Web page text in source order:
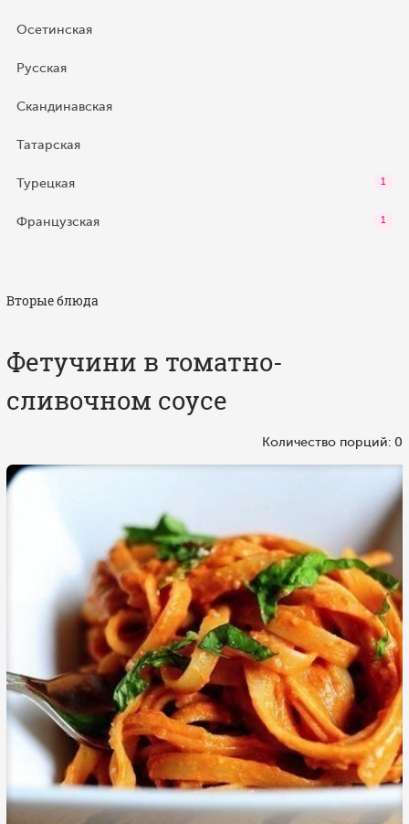
Осетинская
Русская
Скандинавская
Татарская
Турецкая 1
Французская 1
Вторые блюда
Фетучини в томатно-
сливочном соусе
Количество порций: 0